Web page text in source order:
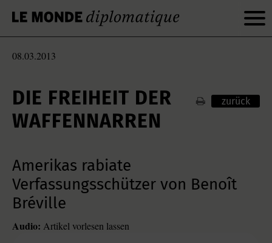
08.03.2013
DIE FREIHEIT DER
WAFFENNARREN
zurück
Amerikas rabiate
Verfassungsschützer von Benoît
Bréville
Audio: Artikel vorlesen lassen